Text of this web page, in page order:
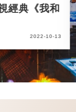
經典《我和
2022-10-13